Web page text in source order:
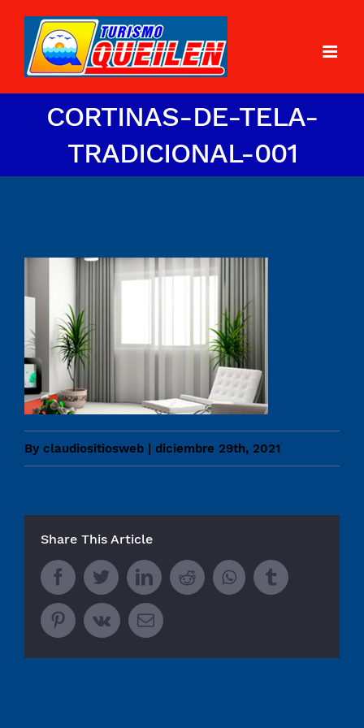
CORTINAS-DE-TELA-
TRADICIONAL-001
By claudiositiosweb | diciembre 29th, 2021
Share This Article